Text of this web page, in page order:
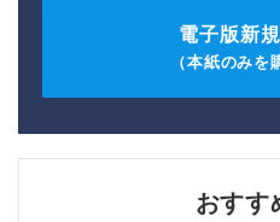
電子版新
（本紙のみを
おすす